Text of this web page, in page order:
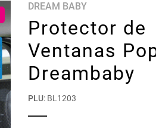
DREAM BABY
Protector de
Ventanas
Dreambaby
PLU: BL1203